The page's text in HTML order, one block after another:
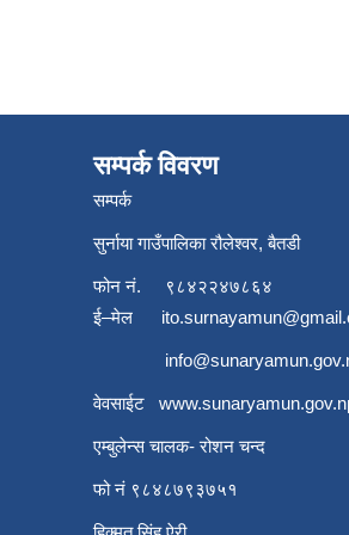
सम्पर्क विवरण
सम्पर्क
सुर्नाया गाउँपालिका रौलेश्वर, बैतडी
फोन नं.
९८४२२४७८६४
ई–मेल
वेवसाईट www.
एम्बुलेन्स चालक- रोशन चन्द
फो नं ९८४८७९३७५१